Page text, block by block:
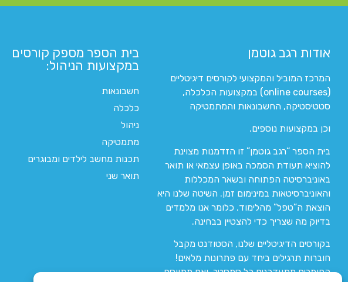
אודות רגב גוטמן
המרכז המוביל והמקצועי לקורסים דיגיטליים
(online courses) במקצועות הכלכלה,
סטטיסטיקה, החשבונאות והמתמטיקה
וכן במקצועות נוספים.
בית הספר “רגב גוטמן” זו הזדמנות מצוינת
להוציא תעודת הסמכה באופן עצמאי או תואר
באוניברסיטה הפתוחה ובשאר המכללות
והאוניברסיטאות במינימום זמן. השיטה שלנו היא
הוצאת ה”טפל” מהלימוד. כלומר אנו מלמדים
בדיוק מה שצריך כדי להצטיין בבחינה.
בקורסים הדיגיטליים שלנו, הסטודנט מקבל
חוברות תרגילים ביחד עם פתרונות מלאים!
החומרים מתעדכנים כל סמסטר, ואם מתווסף
בית הספר מספק קורסים
במקצועות הניהול:
חשבונאות
כלכלה
ניהול
מתמטיקה
תכנות מחשב לילדים ומבוגרים
תואר שני